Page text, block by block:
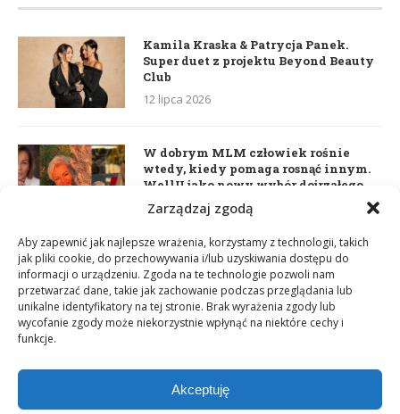
Zarządzaj zgodą
Aby zapewnić jak najlepsze wrażenia, korzystamy z technologii, takich
jak pliki cookie, do przechowywania i/lub uzyskiwania dostępu do
informacji o urządzeniu. Zgoda na te technologie pozwoli nam
przetwarzać dane, takie jak zachowanie podczas przeglądania lub
unikalne identyfikatory na tej stronie. Brak wyrażenia zgody lub
wycofanie zgody może niekorzystnie wpłynąć na niektóre cechy i
funkcje.
Akceptuję
Kamila Kraska & Patrycja Panek.
Super duet z projektu Beyond Beauty
Club
12 lipca 2026
W dobrym MLM człowiek rośnie
wtedy, kiedy pomaga rosnąć innym.
WellU jako nowy wybór dojrzałego
lidera
Daria Dudzik. Kocham Cię
17 kwietnia 2026